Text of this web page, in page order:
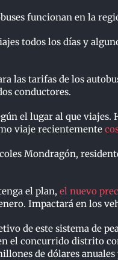
funcionan en la
todos los días y
las tarifas de los
conductores.
el lugar al que
viaje recientemente
Mondragón,
el plan, el nuevo
Impactará en los
de este sistema de
el concurrido distrito
de dólares